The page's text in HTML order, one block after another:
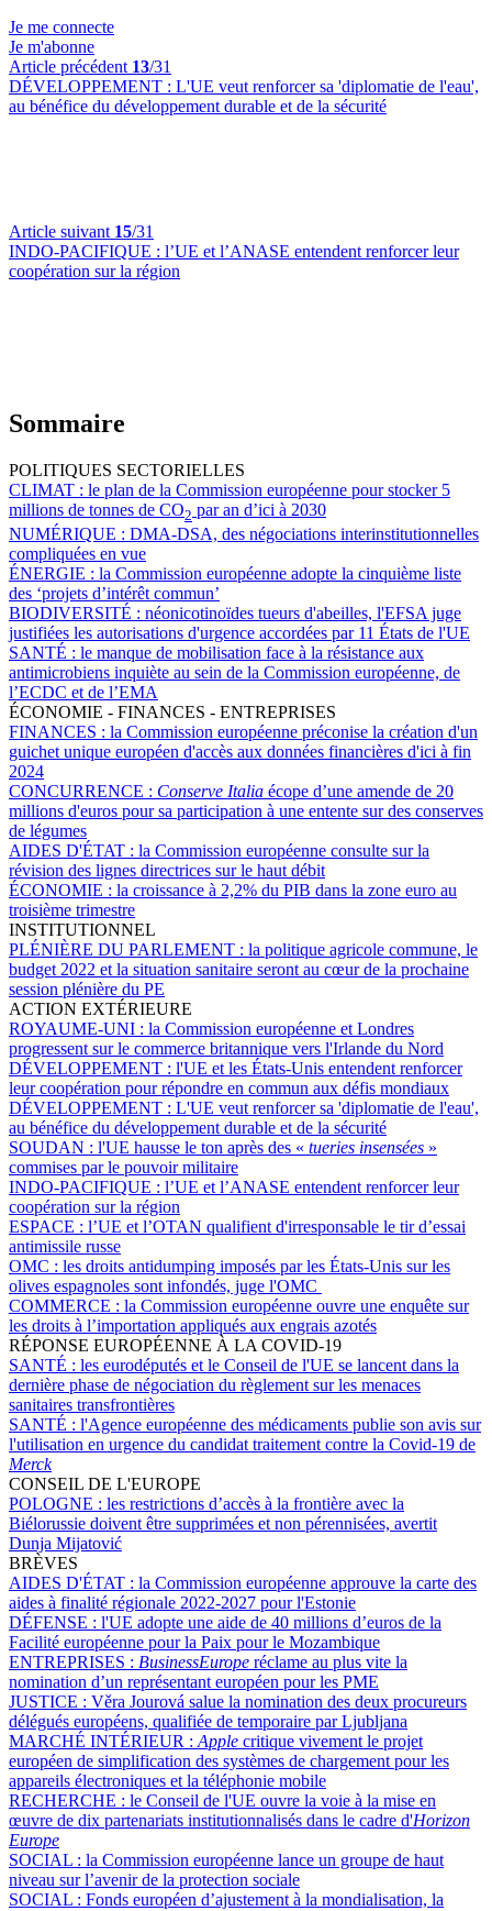
Je me connecte
Je m'abonne
Article précédent 13/31
DÉVELOPPEMENT : L'UE veut renforcer sa 'diplomatie de l'eau',
au bénéfice du développement durable et de la sécurité
Article suivant 15/31
INDO-PACIFIQUE : l’UE et l’ANASE entendent renforcer leur
coopération sur la région
Sommaire
POLITIQUES SECTORIELLES
CLIMAT : le plan de la Commission européenne pour stocker 5
millions de tonnes de CO2 par an d’ici à 2030
NUMÉRIQUE : DMA-DSA, des négociations interinstitutionnelles
compliquées en vue
ÉNERGIE : la Commission européenne adopte la cinquième liste
des ‘projets d’intérêt commun’
BIODIVERSITÉ : néonicotinoïdes tueurs d'abeilles, l'EFSA juge
justifiées les autorisations d'urgence accordées par 11 États de l'UE
SANTÉ : le manque de mobilisation face à la résistance aux
antimicrobiens inquiète au sein de la Commission européenne, de
l’ECDC et de l’EMA
ÉCONOMIE - FINANCES - ENTREPRISES
FINANCES : la Commission européenne préconise la création d'un
guichet unique européen d'accès aux données financières d'ici à fin
2024
CONCURRENCE : Conserve Italia écope d’une amende de 20
millions d'euros pour sa participation à une entente sur des conserves
de légumes
AIDES D'ÉTAT : la Commission européenne consulte sur la
révision des lignes directrices sur le haut débit
ÉCONOMIE : la croissance à 2,2% du PIB dans la zone euro au
troisième trimestre
INSTITUTIONNEL
PLÉNIÈRE DU PARLEMENT : la politique agricole commune, le
budget 2022 et la situation sanitaire seront au cœur de la prochaine
session plénière du PE
ACTION EXTÉRIEURE
ROYAUME-UNI : la Commission européenne et Londres
progressent sur le commerce britannique vers l'Irlande du Nord
DÉVELOPPEMENT : l'UE et les États-Unis entendent renforcer
leur coopération pour répondre en commun aux défis mondiaux
DÉVELOPPEMENT : L'UE veut renforcer sa 'diplomatie de l'eau',
au bénéfice du développement durable et de la sécurité
SOUDAN : l'UE hausse le ton après des « tueries insensées »
commises par le pouvoir militaire
INDO-PACIFIQUE : l’UE et l’ANASE entendent renforcer leur
coopération sur la région
ESPACE : l’UE et l’OTAN qualifient d'irresponsable le tir d’essai
antimissile russe
OMC : les droits antidumping imposés par les États-Unis sur les
olives espagnoles sont infondés, juge l'OMC
COMMERCE : la Commission européenne ouvre une enquête sur
les droits à l’importation appliqués aux engrais azotés
RÉPONSE EUROPÉENNE À LA COVID-19
SANTÉ : les eurodéputés et le Conseil de l'UE se lancent dans la
dernière phase de négociation du règlement sur les menaces
sanitaires transfrontières
SANTÉ : l'Agence européenne des médicaments publie son avis sur
l'utilisation en urgence du candidat traitement contre la Covid-19 de
Merck
CONSEIL DE L'EUROPE
POLOGNE : les restrictions d’accès à la frontière avec la
Biélorussie doivent être supprimées et non pérennisées, avertit
Dunja Mijatović
BRÈVES
AIDES D'ÉTAT : la Commission européenne approuve la carte des
aides à finalité régionale 2022-2027 pour l'Estonie
DÉFENSE : l'UE adopte une aide de 40 millions d’euros de la
Facilité européenne pour la Paix pour le Mozambique
ENTREPRISES : BusinessEurope réclame au plus vite la
nomination d’un représentant européen pour les PME
JUSTICE : Věra Jourová salue la nomination des deux procureurs
délégués européens, qualifiée de temporaire par Ljubljana
MARCHÉ INTÉRIEUR : Apple critique vivement le projet
européen de simplification des systèmes de chargement pour les
appareils électroniques et la téléphonie mobile
RECHERCHE : le Conseil de l'UE ouvre la voie à la mise en
œuvre de dix partenariats institutionnalisés dans le cadre d'Horizon
Europe
SOCIAL : la Commission européenne lance un groupe de haut
niveau sur l’avenir de la protection sociale
SOCIAL : Fonds européen d’ajustement à la mondialisation, la